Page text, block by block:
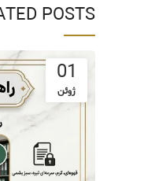
POSTS
01
ژوئن